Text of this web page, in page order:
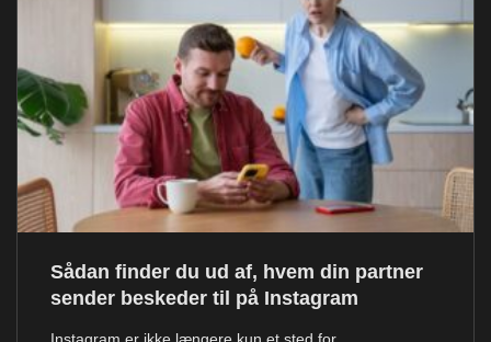
Sådan finder du ud af, hvem din partner
sender beskeder til på Instagram